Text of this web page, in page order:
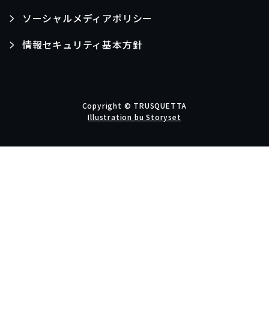
ソーシャルメディアポリシー
情報セキュリティ基本方針
Copyright © TRUSQUETTA
Illustration bu Storyset